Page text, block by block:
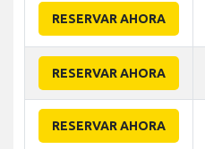
RESERVAR AHORA
RESERVAR AHORA
RESERVAR AHORA